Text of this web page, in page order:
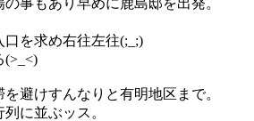
を求め右往左往(;_;)
(>_<)
避けすんなりと有明地区まで。
に並ぶッス。